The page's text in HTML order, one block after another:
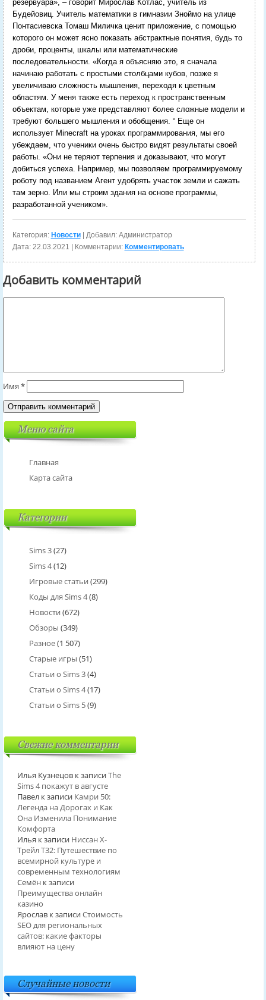
резервуара», – говорит Мирослав Котлас, учитель из
Будейовиц. Учитель математики в гимназии Зноймо на улице
Понтасиевска Томаш Миличка ценит приложение, с помощью
которого он может ясно показать абстрактные понятия, будь то
дроби, проценты, шкалы или математические
последовательности. «Когда я объясняю это, я сначала
начинаю работать с простыми столбцами кубов, позже я
увеличиваю сложность мышления, переходя к цветным
областям. У меня также есть переход к пространственным
объектам, которые уже представляют более сложные модели и
требуют большего мышления и обобщения. “ Еще он
использует Minecraft на уроках программирования, мы его
убеждаем, что ученики очень быстро видят результаты своей
работы. «Они не теряют терпения и доказывают, что могут
добиться успеха. Например, мы позволяем программируемому
роботу под названием Агент удобрять участок земли и сажать
там зерно. Или мы строим здания на основе программы,
разработанной учеником».
Категория: Новости| Добавил: Администратор
Дата: 22.03.2021 | Комментарии: Комментировать
Добавить комментарий
Имя *
Меню сайта
Главная
Карта сайта
Категории
Sims 3(27)
Sims 4(12)
Игровые статьи (299)
Коды для Sims 4(8)
Новости (672)
Обзоры (349)
Разное(1 507)
Старые игры (51)
Статьи о Sims 3(4)
Статьи о Sims 4(17)
Статьи о Sims 5(9)
Свежие комментарии
Илья Кузнецовк записиThe
Sims 4 покажут в августе
Павелк записи Камри 50:
Легенда на Дорогах и Как
Она Изменила Понимание
Комфорта
Илья к записи Ниссан Х-
Трейл T32: Путешествие по
всемирной культуре и
современным технологиям
Семёнк записи
Преимущества онлайн
казино
Ярославк записиСтоимость
SEO для региональных
сайтов: какие факторы
влияют на цену
Случайные новости